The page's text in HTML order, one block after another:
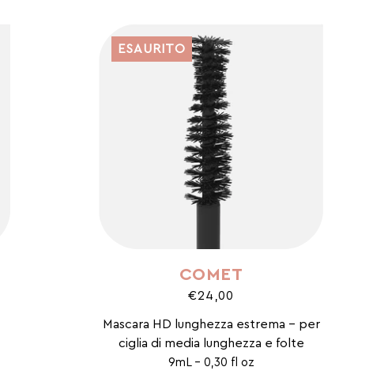
ESAURITO
COMET
€24,00
Mascara HD lunghezza estrema - per
ciglia di media lunghezza e folte
9mL - 0,30 fl oz